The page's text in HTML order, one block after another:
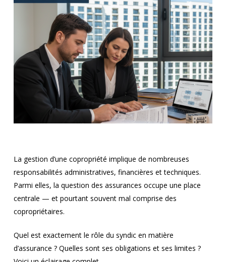
La gestion d’une copropriété implique de nombreuses
responsabilités administratives, financières et techniques.
Parmi elles, la question des assurances occupe une place
centrale — et pourtant souvent mal comprise des
copropriétaires.
Quel est exactement le rôle du syndic en matière
d’assurance ? Quelles sont ses obligations et ses limites ?